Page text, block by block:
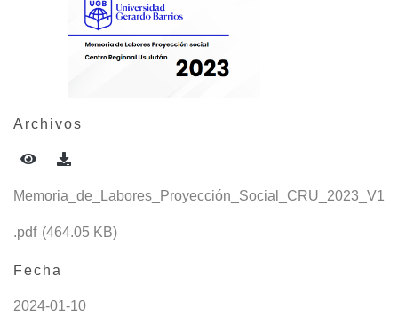
Archivos
Memoria_de_Labores_Proyección_Social_CRU_2023_V1
.pdf (464.05 KB)
Fecha
2024-01-10